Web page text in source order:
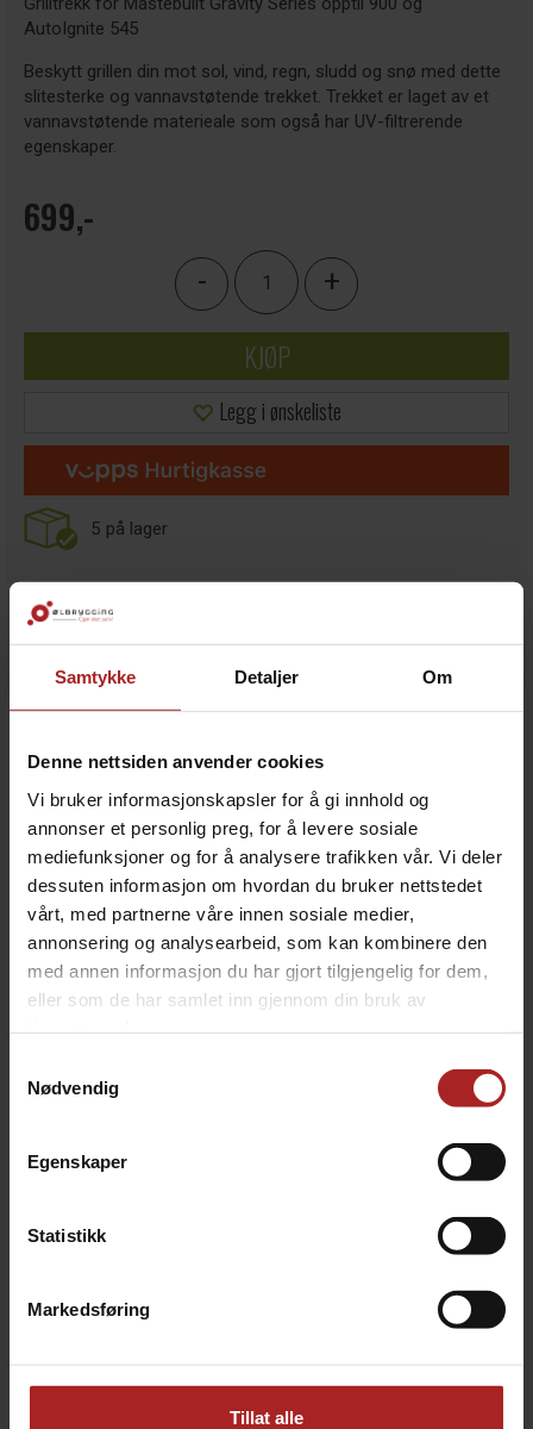
Samtykke Detaljer Om
Denne nettsiden anvender cookies
Vi bruker informasjonskapsler for å gi innhold og
annonser et personlig preg, for å levere sosiale
mediefunksjoner og for å analysere trafikken vår. Vi deler
dessuten informasjon om hvordan du bruker nettstedet
vårt, med partnerne våre innen sosiale medier,
annonsering og analysearbeid, som kan kombinere den
med annen informasjon du har gjort tilgjengelig for dem,
eller som de har samlet inn gjennom din bruk av
Nødvendig
Egenskaper
Statistikk
Markedsføring
Tillat alle
AutoIgnite 545
Beskytt grillen din mot sol, vind, regn, sludd og snø med dette
slitesterke og vannavstøtende trekket. Trekket er laget av et
vannavstøtende materieale som også har UV-filtrerende
egenskaper.
699,-
- +
KJØP
Legg i ønskeliste
5 på lager
BESKRIVELSE
Grilltrekk for Mastebuilt Gravity Series opptil 900 og
Beskytt grillen din mot sol, vind, regn, sludd og snø
med dette slitesterke og vannavstøtende trekket.
Trekket er laget av et vannavstøtende materieale som
også har UV-filtrerende egenskaper. Det hjelper trekket
med å ikke falme og vil øke levetiden dens. Innsiden av
trekket har et lag med PVC-materiale, som hjelper med
å forhindre rifter og skader på trekket. Sømmene er
justerbar snor som hjelper med å holde trekket på
plass.
Passer best til Gravity Series 560, 600, 800,
900 og AutoIgnite 545
Innvendig lag av PVC materiale for å forhindre
Justerbar snor som holder trekket på plass